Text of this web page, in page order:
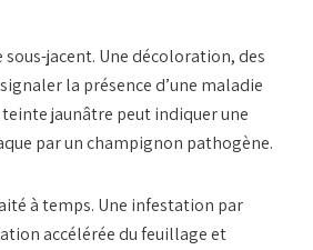
jacent. Unedécoloration, des
la présence d’une maladie
jaunâtre peut indiquer une
par unchampignon pathogène.
à temps. Une infestation par
accélérée du feuillage et